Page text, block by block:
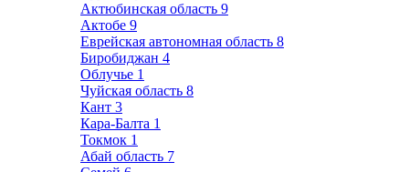
Актюбинская область 9
Актобе 9
Еврейская автономная область 8
Биробиджан 4
Облучье 1
Чуйская область 8
Кант 3
Кара-Балта 1
Токмок 1
Абай область 7